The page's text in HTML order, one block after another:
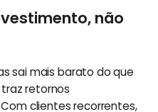
não
sai mais barato do que
retornos
clientes recorrentes,